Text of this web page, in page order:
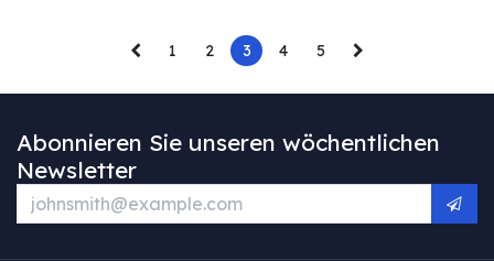
1 2 3 4 5
Abonnieren Sie unseren wöchentlichen
Newsletter